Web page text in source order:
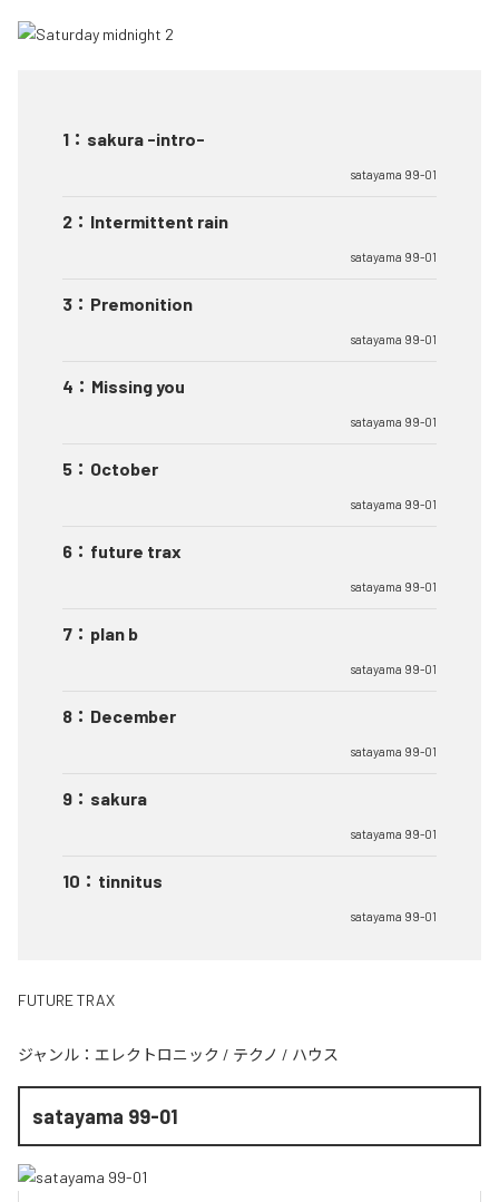
1 ： sakura -intro-
satayama 99-01
2 ： Intermittent rain
satayama 99-01
3 ： Premonition
satayama 99-01
4 ： Missing you
satayama 99-01
5 ： October
satayama 99-01
6 ： future trax
satayama 99-01
7 ： plan b
satayama 99-01
8 ： December
satayama 99-01
9 ： sakura
satayama 99-01
10 ： tinnitus
satayama 99-01
FUTURE TRAX
ジャンル： エレクトロニック / テクノ / ハウス
satayama 99-01